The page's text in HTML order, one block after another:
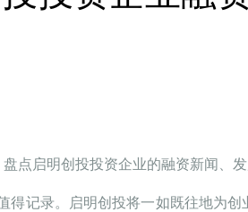
点启明创投投资企业的融资新闻、发
得记录。启明创投将一如既往地为